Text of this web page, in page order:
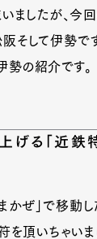
いましたが、今
そして伊勢で
勢の紹介です。
げる「近
かぜ」で移動し
頂いちゃいま